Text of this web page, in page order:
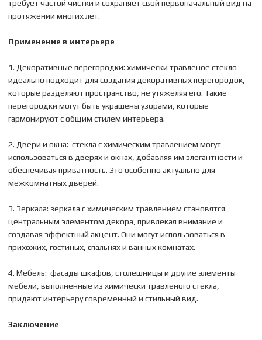
требует частой чистки и сохраняет свой первоначальный вид на
протяжении многих лет.
Применение в интерьере
1. Декоративные перегородки: химически травленое стекло
идеально подходит для создания декоративных перегородок,
которые разделяют пространство, не утяжеляя его. Такие
перегородки могут быть украшены узорами, которые
гармонируют с общим стилем интерьера.
2. Двери и окна: стекла с химическим травлением могут
использоваться в дверях и окнах, добавляя им элегантности и
обеспечивая приватность. Это особенно актуально для
межкомнатных дверей.
3. Зеркала: зеркала с химическим травлением становятся
центральным элементом декора, привлекая внимание и
создавая эффектный акцент. Они могут использоваться в
прихожих, гостиных, спальнях и ванных комнатах.
4. Мебель: фасады шкафов, столешницы и другие элементы
мебели, выполненные из химически травленого стекла,
придают интерьеру современный и стильный вид.
Заключение